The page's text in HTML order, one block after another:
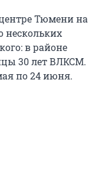
Тюмени на
нескольких
в районе
30 лет ВЛКСМ.
по 24 июня.